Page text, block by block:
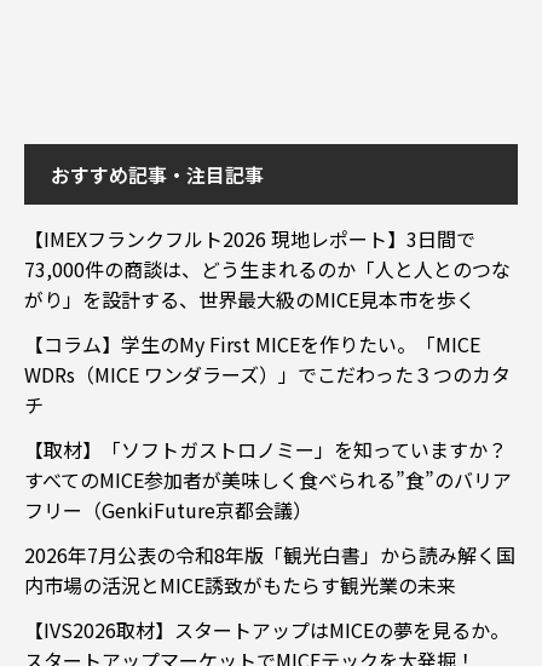
おすすめ記事・注目記事
【IMEXフランクフルト2026 現地レポート】3日間で
73,000件の商談は、どう生まれるのか「人と人とのつな
がり」を設計する、世界最大級のMICE見本市を歩く
【コラム】学生のMy First MICEを作りたい。「MICE
WDRs（MICE ワンダラーズ）」でこだわった３つのカタ
チ
【取材】「ソフトガストロノミー」を知っていますか？
すべてのMICE参加者が美味しく食べられる”食”のバリア
フリー（GenkiFuture京都会議）
2026年7月公表の令和8年版「観光白書」から読み解く国
内市場の活況とMICE誘致がもたらす観光業の未来
【IVS2026取材】スタートアップはMICEの夢を見るか。
スタートアップマーケットでMICEテックを大発掘！